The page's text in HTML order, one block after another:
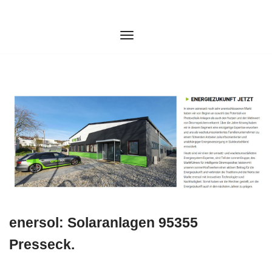
enersol: Solaranlagen 95355
Presseck.